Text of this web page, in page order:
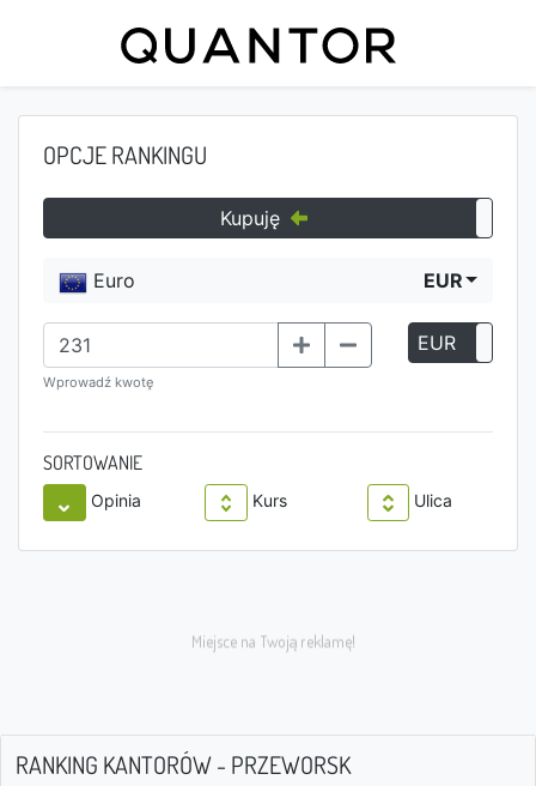
OPCJE RANKINGU
Kupuję
Euro EUR
Wprowadź kwotę
EUR
SORTOWANIE
Opinia Kurs Ulica
RANKING KANTORÓW - PRZEWORSK